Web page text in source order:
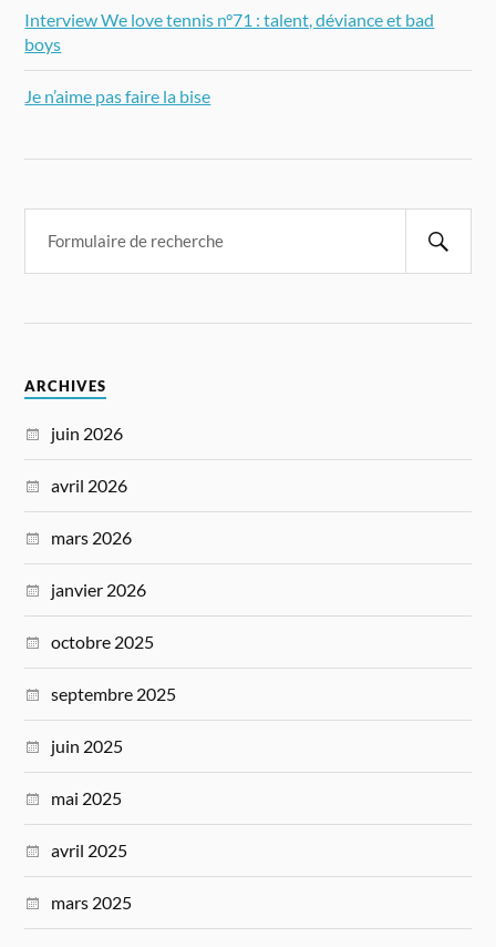
Interview We love tennis n°71 : talent, déviance et bad
boys
Je n’aime pas faire la bise
ARCHIVES
juin 2026
avril 2026
mars 2026
janvier 2026
octobre 2025
septembre 2025
juin 2025
mai 2025
avril 2025
mars 2025